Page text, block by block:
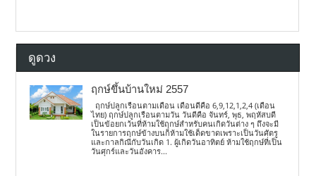
ดูดวง
ฤกษ์ขึ้นบ้านใหม่ 2557
ฤกษ์ปลูกเรือนตามเดือน เดือนดีคือ 6,9,12,1,2,4 (เดือน
ไทย) ฤกษ์ปลูกเรือนตามวัน วันดีคือ จันทร์, พุธ, พฤหัสบดี
เป็นข้อยกเว้นที่ห้ามใช้ฤกษ์สำหรับคนเกิดวันต่าง ๆ ถึงจะมี
ในรายการฤกษ์ข้างบนก็ห้ามใช้เด็ดขาดเพราะเป็นวันศัตรู
และกาลกิณีกับวันเกิด 1. ผู้เกิดวันอาทิตย์ ห้ามใช้ฤกษ์ที่เป็น
วันศุกร์และวันอังคาร...